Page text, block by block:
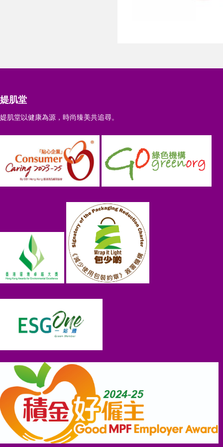
媞肌堂
媞肌堂以健康為源，時尚臻美共追尋。